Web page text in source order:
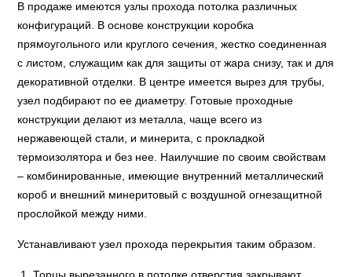
В продаже имеются узлы прохода потолка различных
конфигураций. В основе конструкции коробка
прямоугольного или круглого сечения, жестко соединенная
с листом, служащим как для защиты от жара снизу, так и для
декоративной отделки. В центре имеется вырез для трубы,
узел подбирают по ее диаметру. Готовые проходные
конструкции делают из металла, чаще всего из
нержавеющей стали, и минерита, с прокладкой
термоизолятора и без нее. Наилучшие по своим свойствам
– комбинированные, имеющие внутренний металлический
короб и внешний минеритовый с воздушной огнезащитной
прослойкой между ними.
Устанавливают узел прохода перекрытия таким образом.